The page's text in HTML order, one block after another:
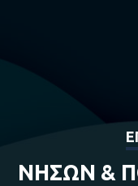
ΝΗΣΩΝ &